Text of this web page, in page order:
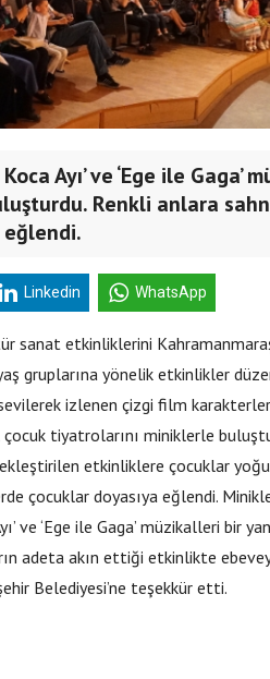
Ayı’ ve ‘Ege ile Gaga’
Renkli anlara
Linkedin WhatsApp
sanat etkinliklerini
gruplarına yönelik etkinlikler
izlenen çizgi film
çocuk tiyatrolarını miniklerle
etkinliklere çocuklar
çocuklar doyasıya eğlendi.
ve ‘Ege ile Gaga’ müzikalleri bir
adeta akın ettiği etkinlikte
Belediyesi’ne teşekkür etti.